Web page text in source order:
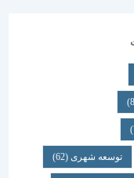
شهری(62)